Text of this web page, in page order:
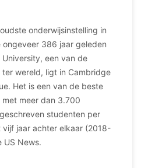
onderwijsinstelling in
386 jaar geleden
een van de
wereld, ligt in Cambridge
Het is een van de beste
meer dan 3.700
studenten per
vijf jaar achter elkaar (2018-
US News.